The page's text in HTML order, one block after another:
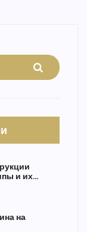
и их
на